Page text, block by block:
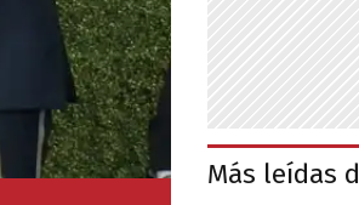
Más leídas